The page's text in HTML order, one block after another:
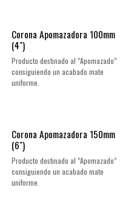
Corona Apomazadora 100mm
(4")
Producto destinado al ”Apomazado”
consiguiendo un acabado mate
uniforme.
Corona Apomazadora 150mm
(6")
Producto destinado al ”Apomazado”
consiguiendo un acabado mate
uniforme.